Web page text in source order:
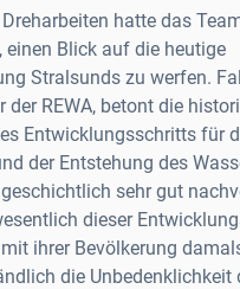
hatte das
einen Blick auf die heutige
Stralsunds zu werfen.
der REWA, betont die
Entwicklungsschritts für
der Entstehung des
sehr gut
dieser
ihrer Bevölkerung
die Unbedenklichkeit